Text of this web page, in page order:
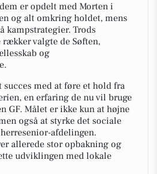
er opdelt med Morten i
og alt omkring holdet, mens
kampstrategier. Trods
valgte de Søften,
og
med at føre et hold fra
en erfaring de nu vil bruge
GF. Målet er ikke kun at højne
også at styrke det sociale
afdelingen.
allerede stor opbakning og
udviklingen med lokale